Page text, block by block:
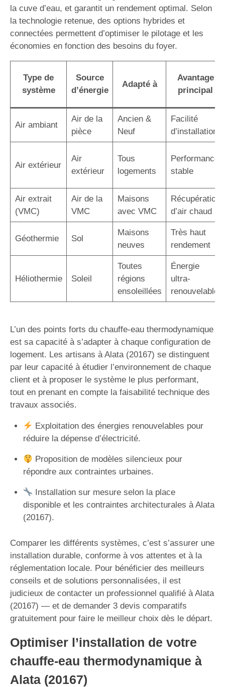
la cuve d’eau, et garantit un rendement optimal. Selon
la technologie retenue, des options hybrides et
connectées permettent d’optimiser le pilotage et les
économies en fonction des besoins du foyer.
Type de
système
Source
d’énergie
Adapté à
Avantage
principal
Air ambiant
Air de la
pièce
Ancien &
Neuf
Facilité
d’installation
Air extérieur
Air
extérieur
Tous
logements
Performance
stable
Air extrait
(VMC)
Air de la
VMC
Maisons
avec VMC
Récupération
d’air chaud
Géothermie Sol
Maisons
neuves
Très haut
rendement
Héliothermie Soleil
Toutes
régions
ensoleillées
Énergie
ultra-
renouvelable
L’un des points forts du chauffe-eau thermodynamique
est sa capacité à s’adapter à chaque configuration de
logement. Les artisans à Alata (20167) se distinguent
par leur capacité à étudier l’environnement de chaque
client et à proposer le système le plus performant,
tout en prenant en compte la faisabilité technique des
travaux associés.
Exploitation des énergies renouvelables pour
réduire la dépense d’électricité.
Proposition de modèles silencieux pour
répondre aux contraintes urbaines.
Installation sur mesure selon la place
disponible et les contraintes architecturales à Alata
(20167).
Comparer les différents systèmes, c’est s’assurer une
installation durable, conforme à vos attentes et à la
réglementation locale. Pour bénéficier des meilleurs
conseils et de solutions personnalisées, il est
judicieux de contacter un professionnel qualifié à Alata
(20167) — et de demander 3 devis comparatifs
gratuitement pour faire le meilleur choix dès le départ.
Optimiser l’installation de votre
chauffe-eau thermodynamique à
Alata (20167)